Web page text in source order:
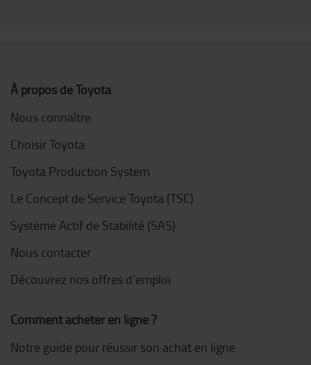
À propos de Toyota
Nous connaître
Choisir Toyota
Toyota Production System
Le Concept de Service Toyota (TSC)
Système Actif de Stabilité (SAS)
Nous contacter
Découvrez nos offres d'emploi
Comment acheter en ligne ?
Notre guide pour réussir son achat en ligne